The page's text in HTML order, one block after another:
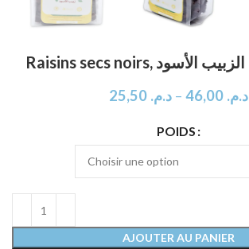
د.م. 25,50 – د.م. 46,00
POIDS
AJOUTER AU PANIER